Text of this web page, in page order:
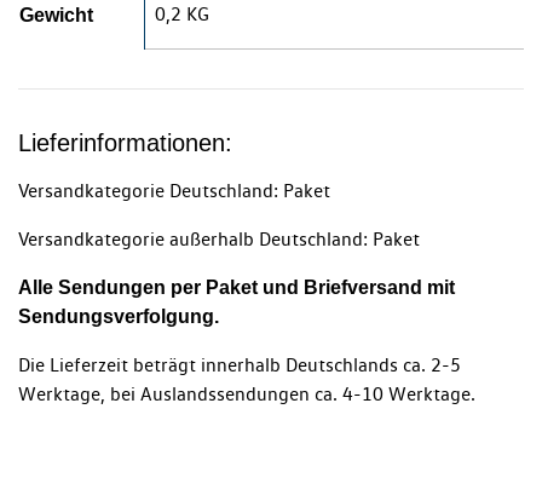
Gewicht 0,2 KG
Lieferinformationen:
Versandkategorie Deutschland: Paket
Versandkategorie außerhalb Deutschland: Paket
Alle Sendungen per Paket und Briefversand mit
Sendungsverfolgung.
Die Lieferzeit beträgt innerhalb Deutschlands ca. 2-5
Werktage, bei Auslandssendungen ca. 4-10 Werktage.